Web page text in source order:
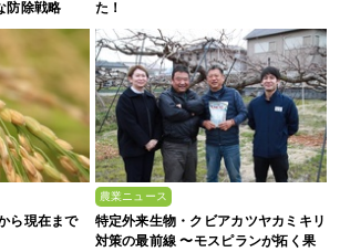
防除戦略
た！
ら現在まで
農業ニュース
特定外来生物・クビアカツヤカミキリ
対策の最前線 〜モスピランが拓く果